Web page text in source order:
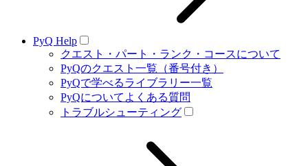
PyQ Help
クエスト・パート・ランク・コースについて
PyQのクエスト一覧（番号付き）
PyQで学べるライブラリー一覧
PyQについてよくある質問
トラブルシューティング